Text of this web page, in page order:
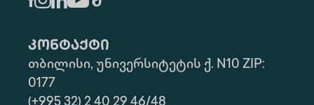
კონტაქტი
თბილისი, უნივერსიტეტის ქ. N10 ZIP:
0177